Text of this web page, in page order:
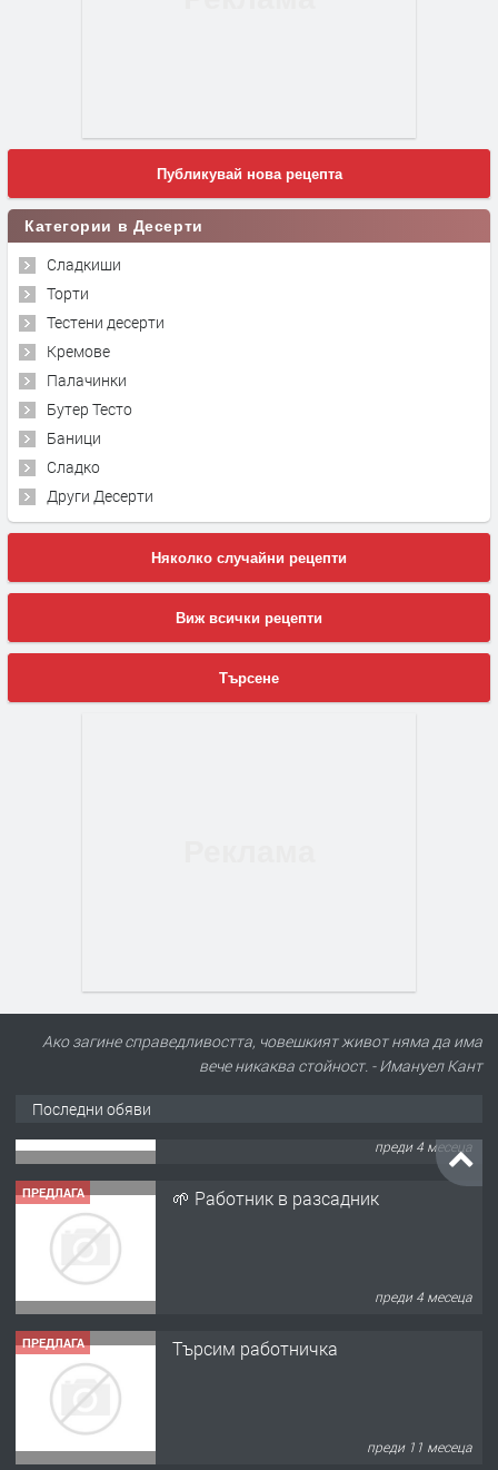
Публикувай нова рецепта
Категории в Десерти
Сладкиши
Торти
Тестени десерти
Кремове
Палачинки
Бутер Тесто
Баници
Сладко
Други Десерти
Няколко случайни рецепти
Виж всички рецепти
Търсене
Ако загине справедливостта, човешкият живот няма да има
вече никаква стойност. - Имануел Кант
Последни обяви
ПРЕДЛАГА 🌱 Работник в разсадник
ПРЕДЛАГА
ПРЕДЛАГА
Продава употребявани чисти и